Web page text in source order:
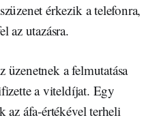
érkezik a telefonra,
az utazásra.
üzenetnek a felmutatása
a viteldíjat. Egy
az áfa-értékével terheli